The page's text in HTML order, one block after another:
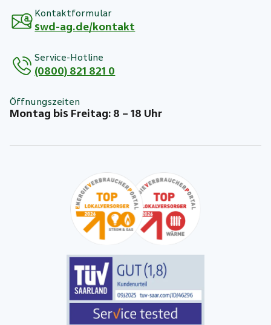
Kontaktformular
swd-ag.de/kontakt
Service-Hotline
(0800) 821 821 0
Öffnungszeiten
Montag bis Freitag: 8 – 18 Uhr